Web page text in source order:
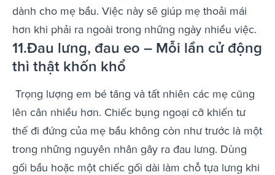
dành cho mẹ bầu. Việc này sẽ giúp mẹ thoải mái
hơn khi phải ra ngoài trong những ngày nhiều việc.
11.Đau lưng, đau eo – Mỗi lần cử động
thì thật khốn khổ
Trọng lượng em bé tăng và tất nhiên các mẹ cũng
lên cân nhiều hơn. Chiếc bụng ngoại cỡ khiến tư
thế đi đứng của mẹ bầu không còn như trước là một
trong những nguyên nhân gây ra đau lưng. Dùng
gối bầu hoặc một chiếc gối dài làm chỗ tựa lưng khi